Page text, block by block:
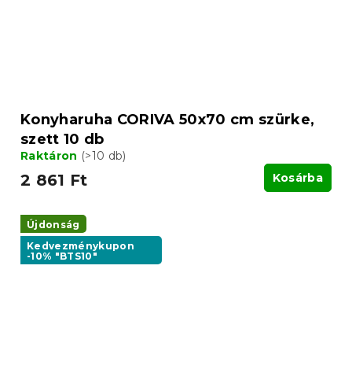
Konyharuha CORIVA 50x70 cm szürke,
szett 10 db
Raktáron (>10 db)
2 861 Ft Kosárba
Újdonság
Kedvezménykupon
-10% "BTS10"